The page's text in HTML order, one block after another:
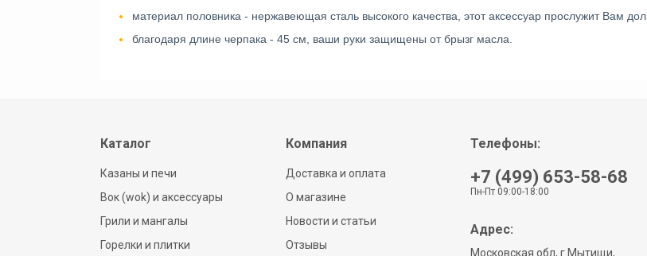
материал половника - нержавеющая сталь высокого качества, этот аксессуар прослужит Вам
благодаря длине черпака - 45 см, ваши руки защищены от брызг масла.
Каталог
Казаны и печи
Вок (wok) и аксессуары
Грили и мангалы
Горелки и плитки
Компания
Доставка и оплата
О магазине
Новости и статьи
Отзывы
Телефоны:
+7 (499) 653-58-68
Пн-Пт 09:00-18:00
Адрес:
Московская обл, г Мытищи,